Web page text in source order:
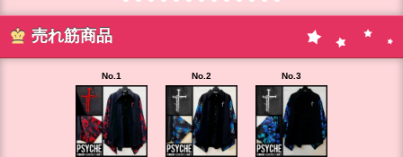
売れ筋商品
No.1 No.2 No.3